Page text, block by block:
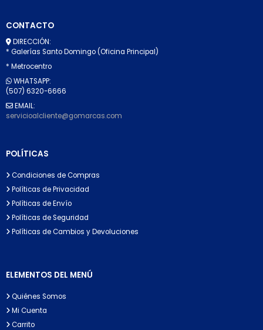
CONTACTO
DIRECCIÓN:
* Galerías Santo Domingo (Oficina Principal)
* Metrocentro
WHATSAPP:
(507) 6320-6666
EMAIL:
servicioalcliente@gomarcas.com
POLÍTICAS
Condiciones de Compras
Políticas de Privacidad
Políticas de Envío
Políticas de Seguridad
Políticas de Cambios y Devoluciones
ELEMENTOS DEL MENÚ
Quiénes Somos
Mi Cuenta
Carrito